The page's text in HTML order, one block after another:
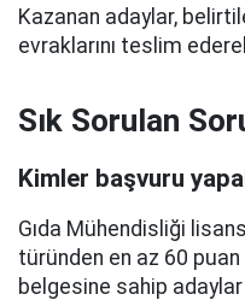
Kazanan adaylar,
evraklarını teslim
Sık Sorulan
Kimler başvuru
Gıda Mühendisliği
türünden en az 60 puan
belgesine sahip